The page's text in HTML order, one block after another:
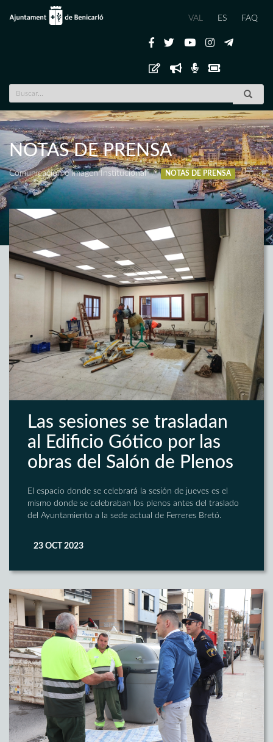
VAL ES FAQ
NOTAS DE PRENSA
Comunicación e Imagen Institucional NOTAS DE PRENSA
Las sesiones se trasladan
al Edificio Gótico por las
obras del Salón de Plenos
El espacio donde se celebrará la sesión de jueves es el
mismo donde se celebraban los plenos antes del traslado
del Ayuntamiento a la sede actual de Ferreres Bretó.
23 OCT 2023